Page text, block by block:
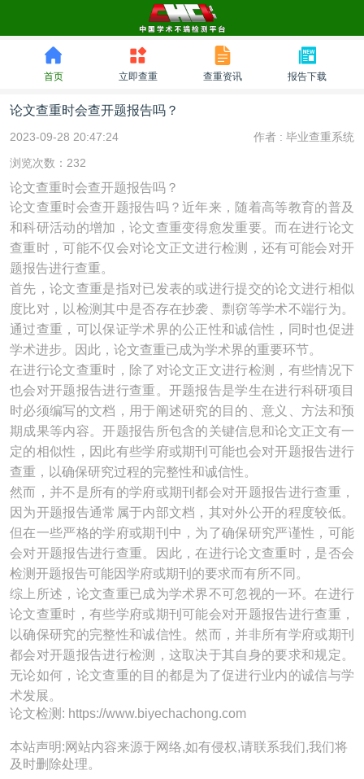
首页 立即查重 查重资讯 报告下载
论文查重时会查开题报告吗？
2023-09-28 20:47:24 作者 : 毕业查重系统
浏览次数：232
论文查重时会查开题报告吗？
论文查重时会查开题报告吗？近年来，随着高等教育的普及
和科研活动的增加，论文查重变得愈发重要。而在进行论文
查重时，可能不仅会对论文正文进行检测，还有可能会对开
题报告进行查重。
首先，论文查重是指对已发表的或进行提交的论文进行相似
度比对，以检测其中是否存在抄袭、剽窃等学术不端行为。
通过查重，可以保证学术界的公正性和诚信性，同时也促进
学术进步。因此，论文查重已成为学术界的重要环节。
在进行论文查重时，除了对论文正文进行检测，有些情况下
也会对开题报告进行查重。开题报告是学生在进行科研项目
时必须编写的文档，用于阐述研究的目的、意义、方法和预
期成果等内容。开题报告所包含的关键信息和论文正文有一
定的相似性，因此有些学府或期刊可能也会对开题报告进行
查重，以确保研究过程的完整性和诚信性。
然而，并不是所有的学府或期刊都会对开题报告进行查重，
因为开题报告通常属于内部文档，其对外公开的程度较低。
但在一些严格的学府或期刊中，为了确保研究严谨性，可能
会对开题报告进行查重。因此，在进行论文查重时，是否会
检测开题报告可能因学府或期刊的要求而有所不同。
综上所述，论文查重已成为学术界不可忽视的一环。在进行
论文查重时，有些学府或期刊可能会对开题报告进行查重，
以确保研究的完整性和诚信性。然而，并非所有学府或期刊
都会对开题报告进行检测，这取决于其自身的要求和规定。
无论如何，论文查重的目的都是为了促进行业内的诚信与学
术发展。
论文检测: https://www.biyechachong.com
本站声明:网站内容来源于网络,如有侵权,请联系我们,我们将
及时删除处理。